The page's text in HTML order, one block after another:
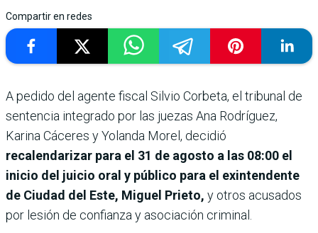
Compartir en redes
A pedido del agente fiscal Silvio Corbeta, el tribunal de
sentencia integrado por las juezas Ana Rodríguez,
Karina Cáceres y Yolanda Morel, decidió
recalendarizar para el 31 de agosto a las 08:00 el
inicio del juicio oral y público para el exintendente
de Ciudad del Este, Miguel Prieto, y otros acusados
por lesión de confianza y asociación criminal.